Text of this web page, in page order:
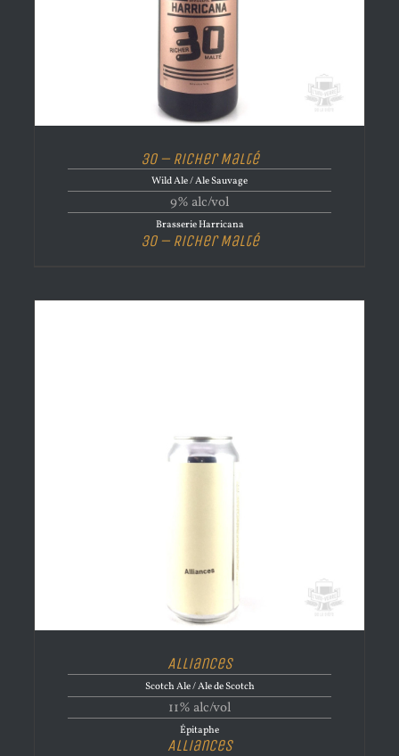
30 – Richer Malté
Wild Ale / Ale Sauvage
9% alc/vol
Brasserie Harricana
30 – Richer Malté
Alliances
Scotch Ale / Ale de Scotch
11% alc/vol
Épitaphe
Alliances